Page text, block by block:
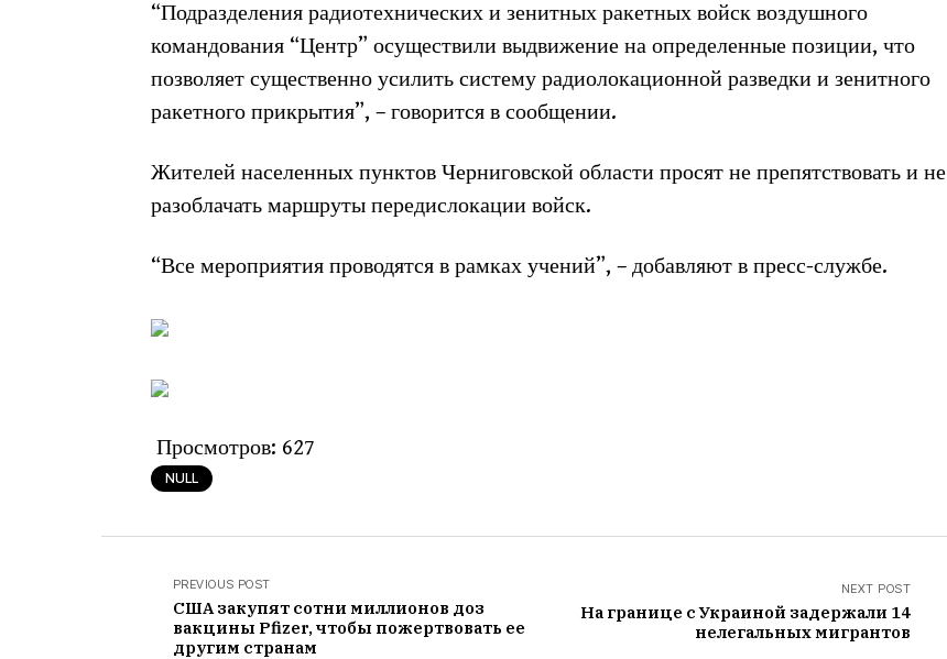
“Подразделения радиотехнических и зенитных ракетных войск воздушного
командования “Центр” осуществили выдвижение на определенные позиции, что
позволяет существенно усилить систему радиолокационной разведки и зенитного
ракетного прикрытия”, – говорится в сообщении.
Жителей населенных пунктов Черниговской области просят не препятствовать и не
разоблачать маршруты передислокации войск.
“Все мероприятия проводятся в рамках учений”, – добавляют в пресс-службе.
Просмотров: 627
NULL
PREVIOUS POST
США закупят сотни миллионов доз
вакцины Pfizer, чтобы пожертвовать ее
другим странам
NEXT POST
На границе с Украиной задержали 14
нелегальных мигрантов